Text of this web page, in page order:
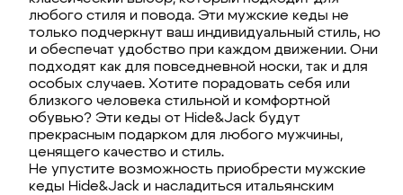
любого стиля и повода. Эти мужские кеды не
только подчеркнут ваш индивидуальный стиль, но
и обеспечат удобство при каждом движении. Они
подходят как для повседневной носки, так и для
особых случаев. Хотите порадовать себя или
близкого человека стильной и комфортной
обувью? Эти кеды от Hide&Jack будут
прекрасным подарком для любого мужчины,
ценящего качество и стиль.
Не упустите возможность приобрести мужские
кеды Hide&Jack и насладиться итальянским